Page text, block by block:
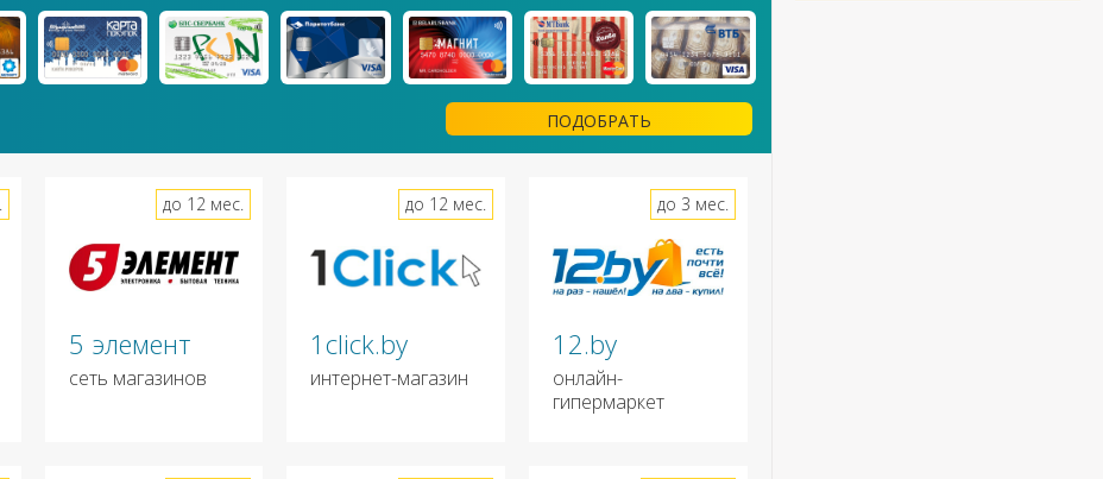
ПОДОБРАТЬ
5 элемент
сеть магазинов
до 12 мес.
1click.by
интернет-магазин
до 12 мес.
12.by
онлайн-
гипермаркет
до 3 мес.